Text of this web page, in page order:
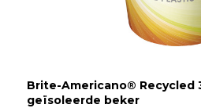
Brite-Americano® Recycled
geïsoleerde beker